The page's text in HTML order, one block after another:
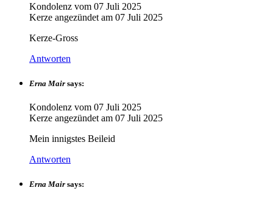
Kondolenz vom 07 Juli 2025
Kerze angezündet am 07 Juli 2025
Kerze-Gross
Antworten
Erna Mair says:
Kondolenz vom 07 Juli 2025
Kerze angezündet am 07 Juli 2025
Mein innigstes Beileid
Antworten
Erna Mair says: